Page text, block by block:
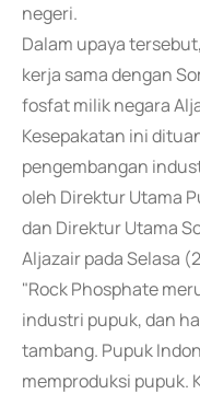
negeri.
Dalam upaya
kerja sama dengan
fosfat milik negara
Kesepakatan ini
pengembangan
oleh Direktur Utama
dan Direktur Utama
Aljazair pada Selasa
"Rock Phosphate
industri pupuk, dan
tambang. Pupuk
memproduksi pupuk.